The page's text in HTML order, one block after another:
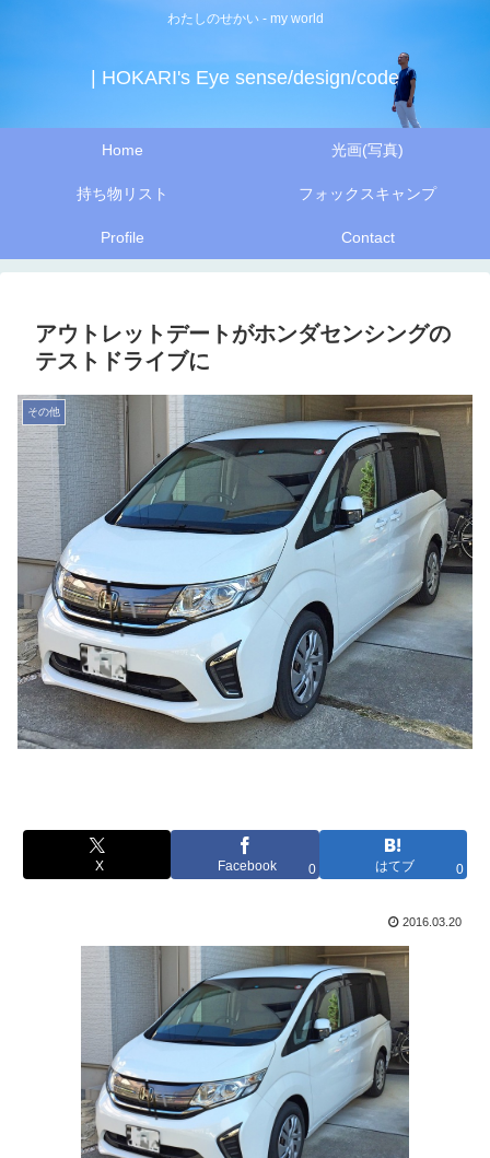
わたしのせかい - my world
| HOKARI's Eye sense/design/code
Home 光画(写真)
持ち物リスト フォックスキャンプ
Profile Contact
アウトレットデートがホンダセンシングの
テストドライブに
その他
X Facebook 0 はてブ 0
2016.03.20